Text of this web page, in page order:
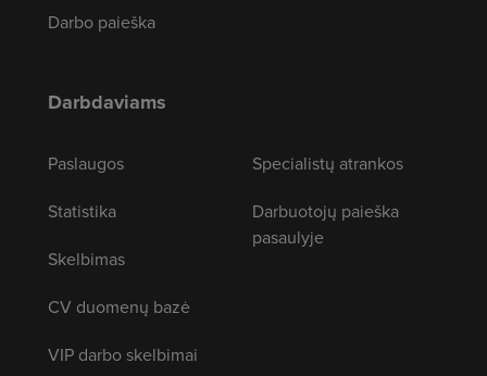
Darbo paieška
Darbdaviams
Paslaugos
Statistika
Skelbimas
CV duomenų bazė
VIP darbo skelbimai
Specialistų atrankos
Darbuotojų paieška
pasaulyje